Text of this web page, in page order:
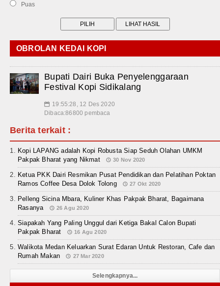
Puas
OBROLAN KEDAI KOPI
Bupati Dairi Buka Penyelenggaraan
Festival Kopi Sidikalang
📅 19:55:28, 12 Des 2020
Dibaca:86800 pembaca
Berita terkait :
Kopi LAPANG adalah Kopi Robusta Siap Seduh Olahan UMKM
Pakpak Bharat yang Nikmat
30 Nov 2020
Ketua PKK Dairi Resmikan Pusat Pendidikan dan Pelatihan Poktan
Ramos Coffee Desa Dolok Tolong
27 Okt 2020
Pelleng Sicina Mbara, Kuliner Khas Pakpak Bharat, Bagaimana
Rasanya
26 Agu 2020
Siapakah Yang Paling Unggul dari Ketiga Bakal Calon Bupati
Pakpak Bharat
16 Agu 2020
Walikota Medan Keluarkan Surat Edaran Untuk Restoran, Cafe dan
Rumah Makan
27 Mar 2020
Selengkapnya...